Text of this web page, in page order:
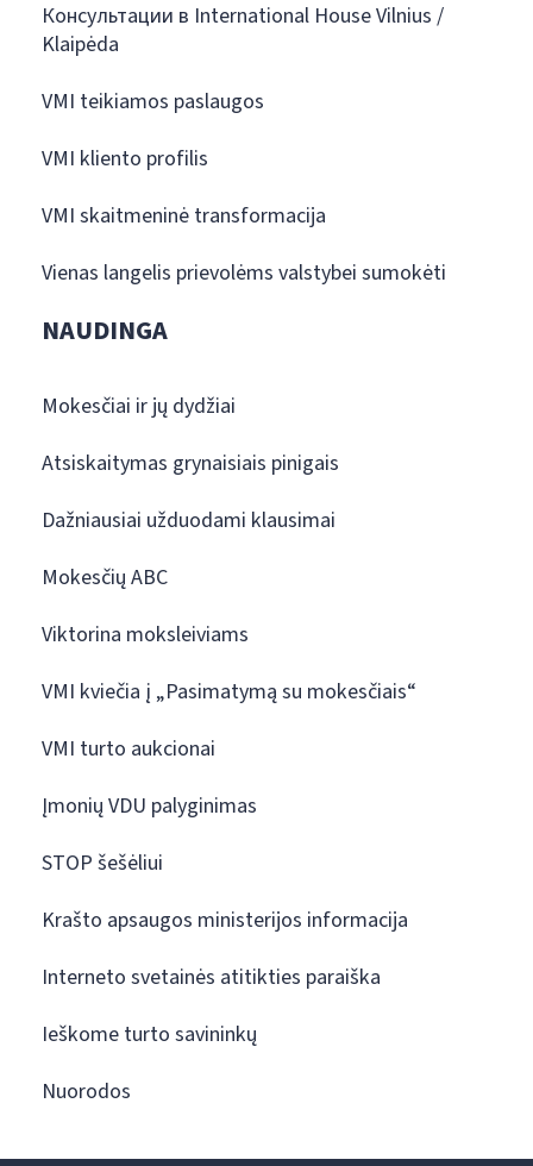
Консультации в International House Vilnius /
Klaipėda
VMI teikiamos paslaugos
VMI kliento profilis
VMI skaitmeninė transformacija
Vienas langelis prievolėms valstybei sumokėti
NAUDINGA
Mokesčiai ir jų dydžiai
Atsiskaitymas grynaisiais pinigais
Dažniausiai užduodami klausimai
Mokesčių ABC
Viktorina moksleiviams
VMI kviečia į „Pasimatymą su mokesčiais“
VMI turto aukcionai
Įmonių VDU palyginimas
STOP šešėliui
Krašto apsaugos ministerijos informacija
Interneto svetainės atitikties paraiška
Ieškome turto savininkų
Nuorodos